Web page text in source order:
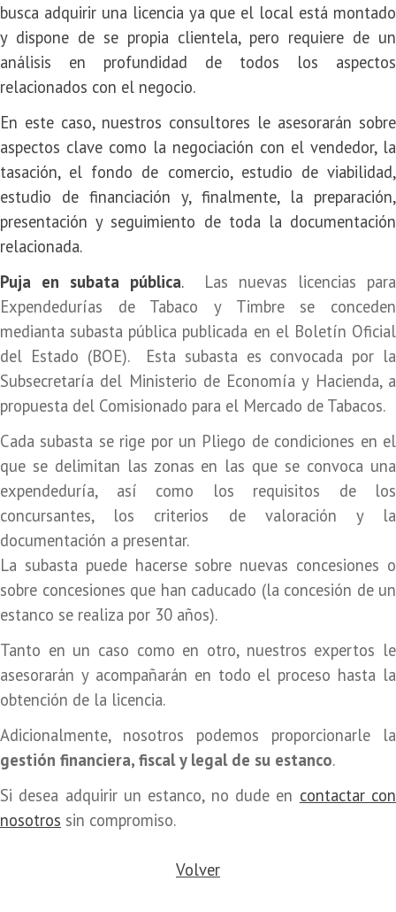
busca adquirir una licencia ya que el local está montado
y dispone de se propia clientela, pero requiere de un
análisis en profundidad de todos los aspectos
relacionados con el negocio.
En este caso, nuestros consultores le asesorarán sobre
aspectos clave como la negociación con el vendedor, la
tasación, el fondo de comercio, estudio de viabilidad,
estudio de financiación y, finalmente, la preparación,
presentación y seguimiento de toda la documentación
relacionada.
Puja en subata pública. Las nuevas licencias para
Expendedurías de Tabaco y Timbre se conceden
medianta subasta pública publicada en el Boletín Oficial
del Estado (BOE). Esta subasta es convocada por la
Subsecretaría del Ministerio de Economía y Hacienda, a
propuesta del Comisionado para el Mercado de Tabacos.
Cada subasta se rige por un Pliego de condiciones en el
que se delimitan las zonas en las que se convoca una
expendeduría, así como los requisitos de los
concursantes, los criterios de valoración y la
documentación a presentar.
La subasta puede hacerse sobre nuevas concesiones o
sobre concesiones que han caducado (la concesión de un
estanco se realiza por 30 años).
Tanto en un caso como en otro, nuestros expertos le
asesorarán y acompañarán en todo el proceso hasta la
obtención de la licencia.
Adicionalmente, nosotros podemos proporcionarle la
gestión financiera, fiscal y legal de su estanco.
Si desea adquirir un estanco, no dude en contactar con
nosotros sin compromiso.
Volver